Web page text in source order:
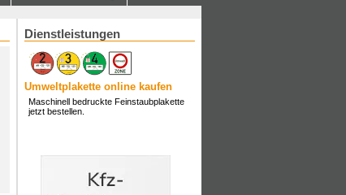
Dienstleistungen
Umweltplakette online kaufen
Maschinell bedruckte Feinstaubplakette
jetzt bestellen.